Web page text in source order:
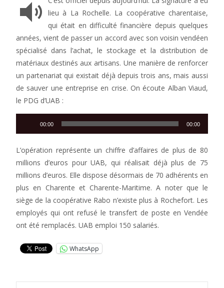
lieu à La Rochelle. La coopérative charentaise,
qui était en difficulté financière depuis quelques
années, vient de passer un accord avec son voisin vendéen
spécialisé dans l’achat, le stockage et la distribution de
matériaux destinés aux artisans. Une manière de renforcer
un partenariat qui existait déjà depuis trois ans, mais aussi
de sauver une entreprise en crise. On écoute Alban Viaud,
le PDG d’UAB :
audio
00:00 00:00
L’opération représente un chiffre d’affaires de plus de 80
millions d’euros pour UAB, qui réalisait déjà plus de 75
millions d’euros. Elle dispose désormais de 70 adhérents en
plus en Charente et Charente-Maritime. A noter que le
siège de la coopérative Rabo n’existe plus à Rochefort. Les
employés qui ont refusé le transfert de poste en Vendée
ont été remplacés. UAB emploi 150 salariés.
WhatsApp